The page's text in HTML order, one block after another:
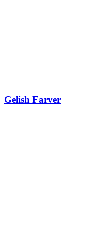
Gelish Farver